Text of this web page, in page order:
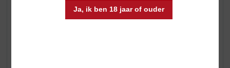
Ja, ik ben 18 jaar of ouder
WIJN VAN DE MAAND